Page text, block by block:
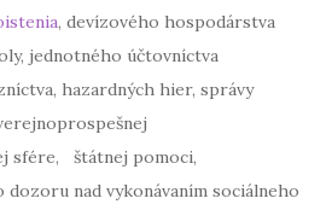
, devízového hospodárstva
jednotného účtovníctva
hazardných hier, správy
sfére, štátnej pomoci,
nad vykonávaním sociálneho